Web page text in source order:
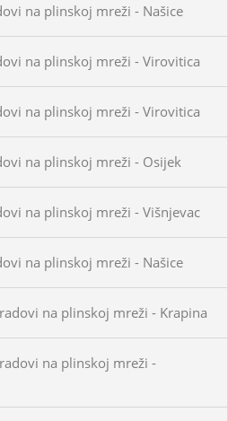
na plinskoj mreži - Našice
na plinskoj mreži - Virovitica
na plinskoj mreži - Virovitica
na plinskoj mreži - Osijek
na plinskoj mreži - Višnjevac
na plinskoj mreži - Našice
na plinskoj mreži - Krapina
na plinskoj mreži -